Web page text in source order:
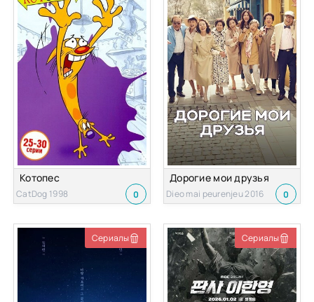
Котопес
CatDog 1998 0
Дорогие мои друзья
Dieo mai peurenjeu 2016 0
Сериалы Сериалы